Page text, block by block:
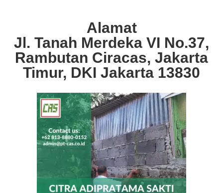
Alamat
Jl. Tanah Merdeka VI No.37,
Rambutan Ciracas, Jakarta
Timur, DKI Jakarta 13830